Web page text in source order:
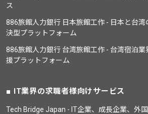
ス
886旅館人力銀行 日本旅館工作 - 日本と台
決型プラットフォーム
886旅館人力銀行 台湾旅館工作 - 台湾宿泊
援プラットフォーム
IT業界の求職者様向けサービス
Tech Bridge Japan - IT企業、成長企業、外